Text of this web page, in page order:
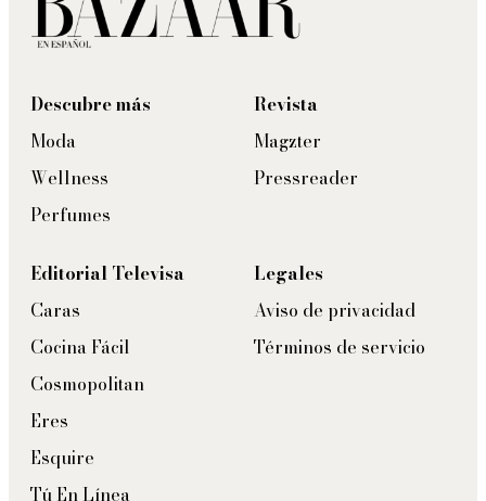
Descubre más
Moda
Wellness
Perfumes
Revista
Magzter
Pressreader
Editorial Televisa
Caras
Cocina Fácil
Cosmopolitan
Eres
Esquire
Tú En Línea
Legales
Aviso de privacidad
Términos de servicio